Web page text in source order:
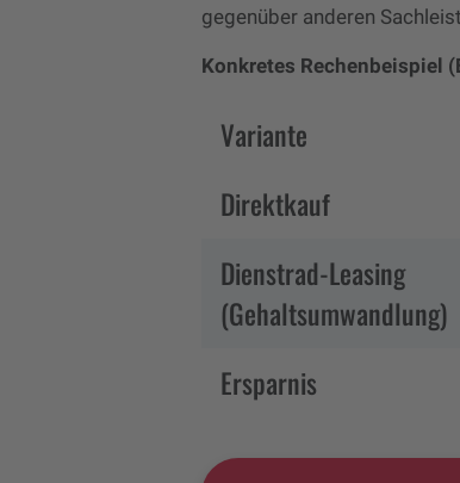
gegenüber anderen
Konkretes Rechenbeispiel
Variante
Direktkauf
Dienstrad-Leasing
(Gehaltsumwandlung)
Ersparnis